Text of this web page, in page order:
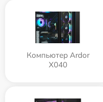
Компьютер Ardor
X040